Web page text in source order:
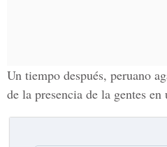
Un tiempo después, peruano
de la presencia de la gentes